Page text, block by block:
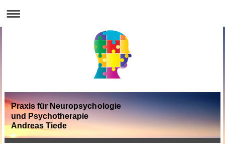
Praxis für Neuropsychologie
und Psychotherapie
Andreas Tiede